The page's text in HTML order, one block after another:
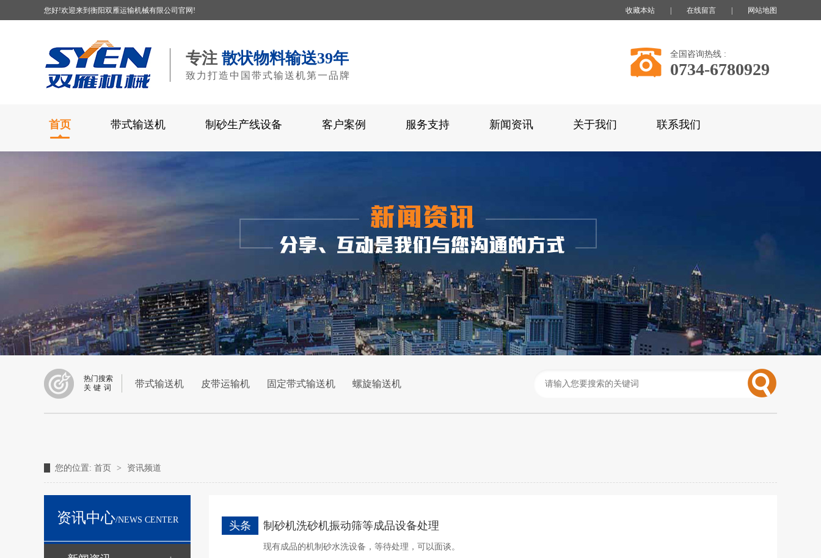
您好!欢迎来到衡阳双雁运输机械有限公司官网! 收藏本站 在线留言 网站地图
专注 散状物料输送39年
致力打造中国带式输送机第一品牌
全国咨询热线 :
0734-6780929
首页 带式输送机 制砂生产线设备 客户案例 服务支持 新闻资讯 关于我们 联系我们
热门搜索
关键词
带式输送机 皮带运输机 固定带式输送机 螺旋输送机
您的位置: 首页 > 资讯频道
资讯中心/NEWS CENTER 制砂机洗砂机振动筛等成品设备处理
头条
现有成品的机制砂水洗设备，等待处理，可以面谈。